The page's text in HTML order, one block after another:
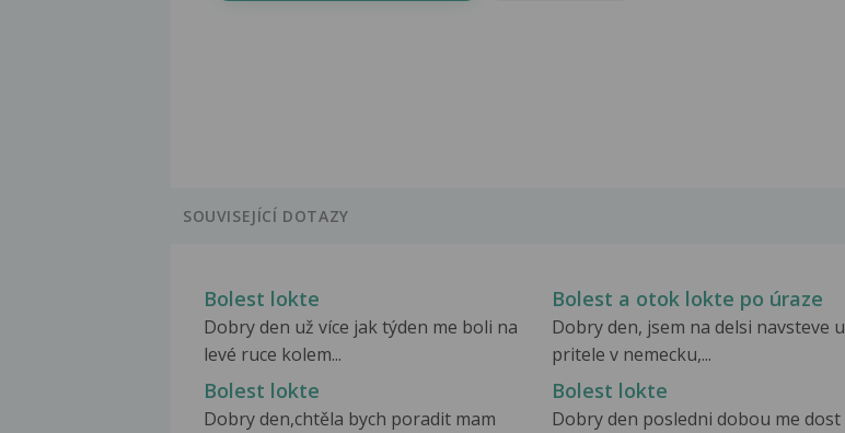
SOUVISEJÍCÍ DOTAZY
Bolest lokte
Dobry den už více jak týden me boli na
levé ruce kolem...
Bolest a otok lokte po úraze
Dobry den, jsem na delsi navsteve u
pritele v nemecku,...
Bolest lokte
Dobry den,chtěla bych poradit mam
Bolest lokte
Dobry den posledni dobou me dost